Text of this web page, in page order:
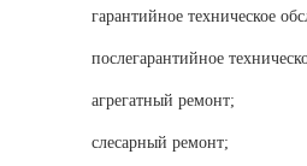
гарантийное техническое
послегарантийное
агрегатный ремонт;
слесарный ремонт;